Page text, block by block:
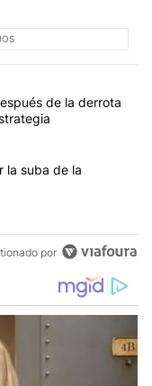
comentarios en los
busca
de la derrota
apuntó contra Milei
la suba de la
por